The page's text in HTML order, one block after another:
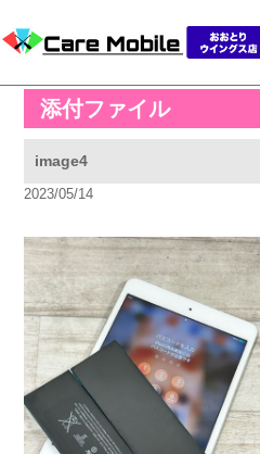
添付ファイル
image4
2023/05/14